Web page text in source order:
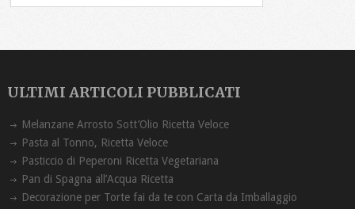
ULTIMI ARTICOLI PUBBLICATI
Melanzane Arrosto Sott’Olio Ricetta ‏Veloce
Pasta al Tonno, Ricetta Veloce
Pasticcio di Peperoni Ricetta Vegetariana
Pan di Spagna all’Acqua Ricetta
Decorazione per Torte fai da te con Carta da Imballaggio